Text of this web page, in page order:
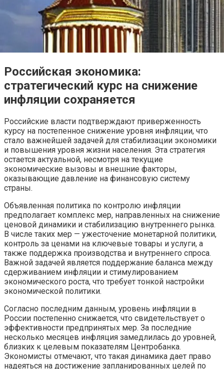
Российская экономика:
стратегический курс на снижение
инфляции сохраняется
Российские власти подтверждают приверженность
курсу на постепенное снижение уровня инфляции, что
стало важнейшей задачей для стабилизации экономики
и повышения уровня жизни населения. Эта стратегия
остается актуальной, несмотря на текущие
экономические вызовы и внешние факторы,
оказывающие давление на финансовую систему
страны.
Объявленная политика по контролю инфляции
предполагает комплекс мер, направленных на снижение
ценовой динамики и стабилизацию внутреннего рынка.
В числе таких мер — ужесточение монетарной политики,
контроль за ценами на ключевые товары и услуги, а
также поддержка производства и внутреннего спроса.
Важной задачей является поддержание баланса между
сдерживанием инфляции и стимулированием
экономического роста, что требует тонкой настройки
экономической политики.
Согласно последним данным, уровень инфляции в
России постепенно снижается, что свидетельствует о
эффективности предпринятых мер. За последние
несколько месяцев инфляция замедлилась до уровней,
близких к целевым показателям Центробанка.
Экономисты отмечают, что такая динамика дает право
надеяться на достижение запланированных целей по